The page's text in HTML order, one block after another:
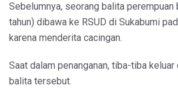
Sebelumnya, seorang balita perempuan
tahun) dibawa ke RSUD di Sukabumi
karena menderita cacingan.
Saat dalam penanganan, tiba-tiba keluar
balita tersebut.